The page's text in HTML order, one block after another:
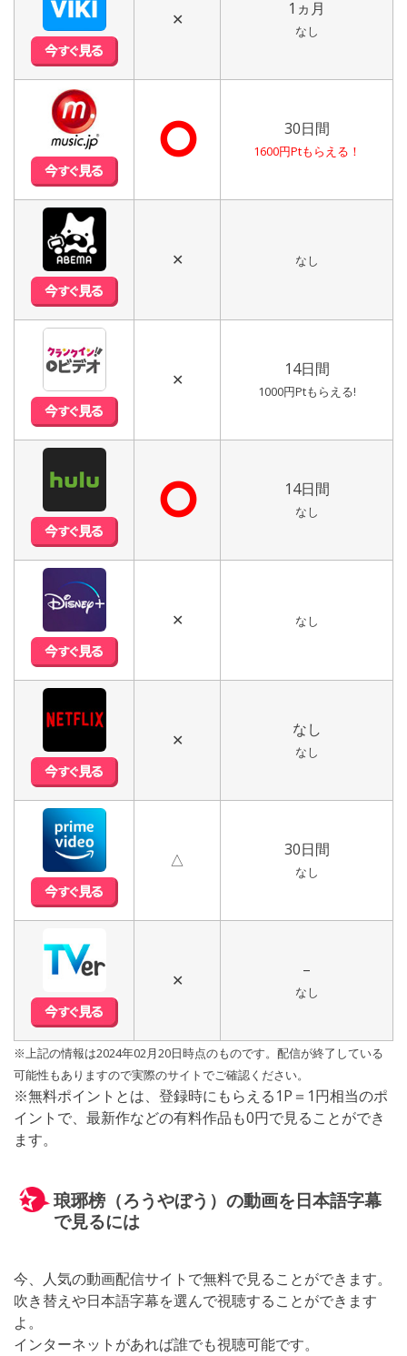
✕
1ヵ月
なし
⭘ 30日間
1600円Ptもらえる！
✕ なし
✕
14日間
1000円Ptもらえる!
⭘ 14日間
なし
✕ なし
✕
なし
なし
△
30日間
なし
✕
–
なし
※上記の情報は2024年02月20日時点のものです。配信が終了している
可能性もありますので実際のサイトでご確認ください。
※無料ポイントとは、登録時にもらえる1P＝1円相当のポ
イントで、最新作などの有料作品も0円で見ることができ
ます。
琅琊榜（ろうやぼう）の動画を日本語字幕
で見るには
今、人気の動画配信サイトで無料で見ることができます。
吹き替えや日本語字幕を選んで視聴することができます
よ。
インターネットがあれば誰でも視聴可能です。